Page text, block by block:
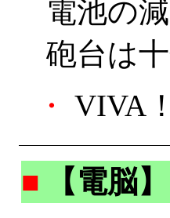
電池の
砲台は
・
VIVA
■ 【電脳